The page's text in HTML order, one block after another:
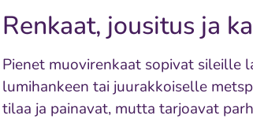
Renkaat, jousitus ja
Pienet muovirenkaat sopivat
lumihankeen tai juurakkoiselle
tilaa ja painavat, mutta tarjoavat